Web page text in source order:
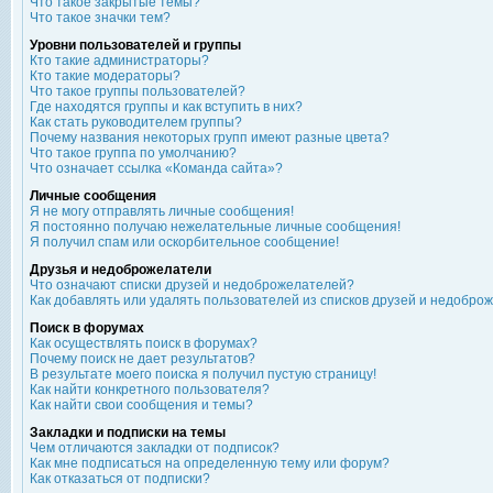
Что такое значки тем?
Уровни пользователей и группы
Кто такие администраторы?
Кто такие модераторы?
Что такое группы пользователей?
Где находятся группы и как вступить в них?
Как стать руководителем группы?
Почему названия некоторых групп имеют разные цвета?
Что такое группа по умолчанию?
Что означает ссылка «Команда сайта»?
Личные сообщения
Я не могу отправлять личные сообщения!
Я постоянно получаю нежелательные личные сообщения!
Я получил спам или оскорбительное сообщение!
Друзья и недоброжелатели
Что означают списки друзей и недоброжелателей?
Как добавлять или удалять пользователей из списков друзей и
Поиск в форумах
Как осуществлять поиск в форумах?
Почему поиск не дает результатов?
В результате моего поиска я получил пустую страницу!
Как найти конкретного пользователя?
Как найти свои сообщения и темы?
Закладки и подписки на темы
Чем отличаются закладки от подписок?
Как мне подписаться на определенную тему или форум?
Как отказаться от подписки?